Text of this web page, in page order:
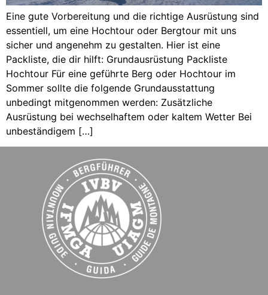
Eine gute Vorbereitung und die richtige Ausrüstung sind
essentiell, um eine Hochtour oder Bergtour mit uns
sicher und angenehm zu gestalten. Hier ist eine
Packliste, die dir hilft: Grundausrüstung Packliste
Hochtour Für eine geführte Berg oder Hochtour im
Sommer sollte die folgende Grundausstattung
unbedingt mitgenommen werden: Zusätzliche
Ausrüstung bei wechselhaftem oder kaltem Wetter Bei
unbeständigem […]